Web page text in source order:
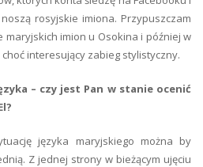
rosyjskie imiona. Przypuszczam
maryjskich imion u Osokina i później w
interesujący zabieg stylistyczny.
– czy jest Pan w stanie ocenić
języka maryjskiego można by
Z jednej strony w bieżącym ujęciu